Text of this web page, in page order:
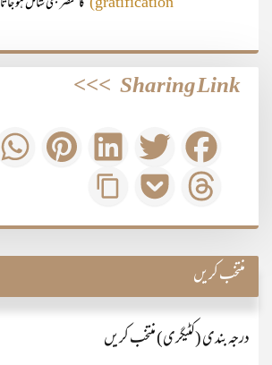
Sharing Link
>>>
منتخب کریں
درجہ بندی (کٹیگری) منتخب کریں